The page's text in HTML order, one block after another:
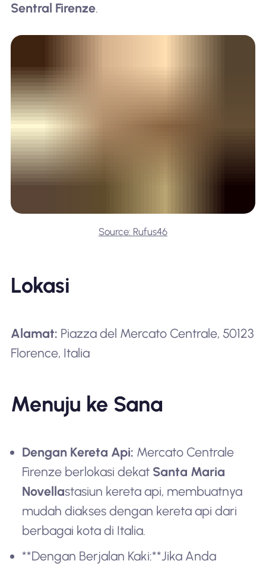
Sentral Firenze.
Source: Rufus46
Lokasi
Alamat: Piazza del Mercato Centrale, 50123
Florence, Italia
Menuju ke Sana
Dengan Kereta Api: Mercato Centrale
Firenze berlokasi dekat Santa Maria
Novellastasiun kereta api, membuatnya
mudah diakses dengan kereta api dari
berbagai kota di Italia.
**Dengan Berjalan Kaki:**Jika Anda